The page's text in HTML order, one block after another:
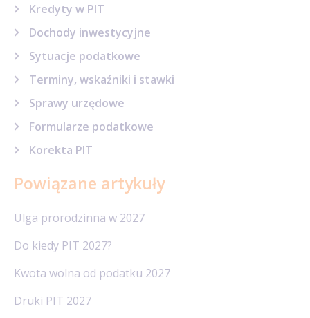
Kredyty w PIT
Dochody inwestycyjne
Sytuacje podatkowe
Terminy, wskaźniki i stawki
Sprawy urzędowe
Formularze podatkowe
Korekta PIT
Powiązane artykuły
Ulga prorodzinna w 2027
Do kiedy PIT 2027?
Kwota wolna od podatku 2027
Druki PIT 2027